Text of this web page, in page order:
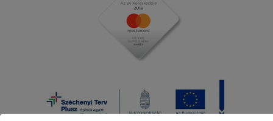
evett belőle így szerencse hogy nem
Minden rendben volt